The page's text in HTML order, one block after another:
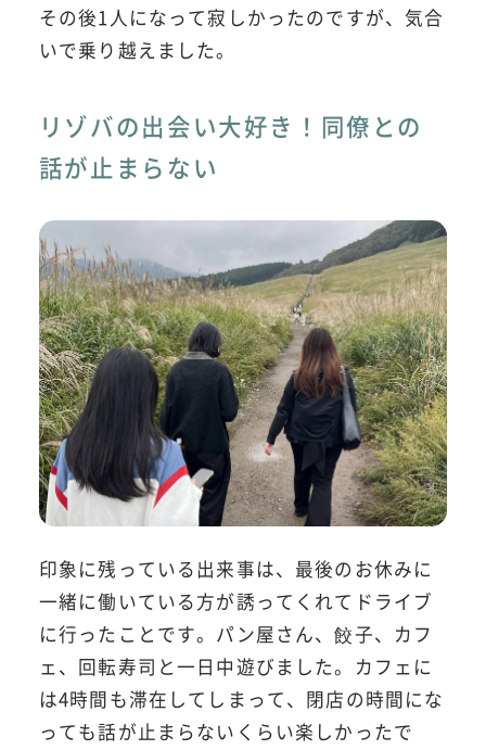
その後1人になって寂しかったのですが、気合
いで乗り越えました。
リゾバの出会い大好き！同僚との
話が止まらない
印象に残っている出来事は、最後のお休みに
一緒に働いている方が誘ってくれてドライブ
に行ったことです。パン屋さん、餃子、カフ
ェ、回転寿司と一日中遊びました。カフェに
は4時間も滞在してしまって、閉店の時間にな
っても話が止まらないくらい楽しかったで